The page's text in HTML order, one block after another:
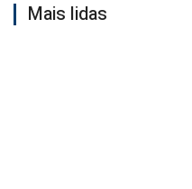
Mais lidas